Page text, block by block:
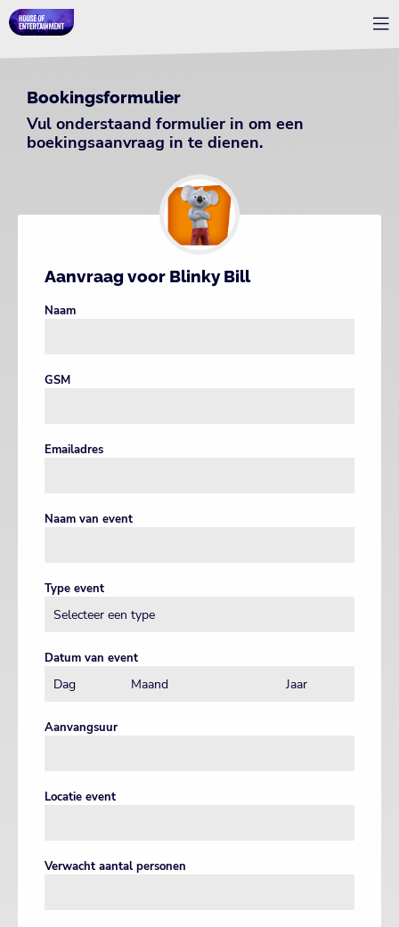
Bookingsformulier
Vul onderstaand formulier in om een
boekingsaanvraag in te dienen.
Aanvraag voor Blinky Bill
Naam
GSM
Emailadres
Naam van event
Type event
Datum van event
Aanvangsuur
Locatie event
Verwacht aantal personen